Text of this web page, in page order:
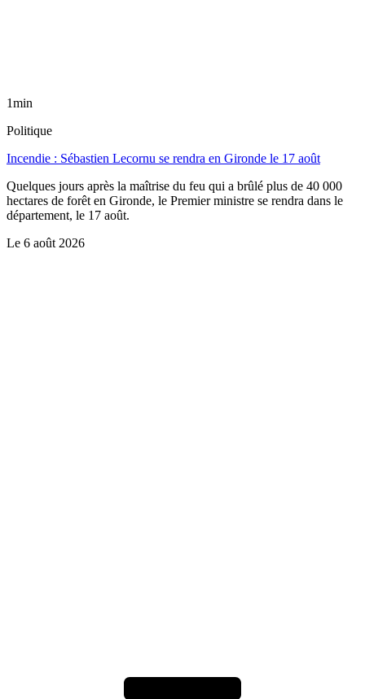
1min
Politique
Incendie : Sébastien Lecornu se rendra en Gironde le 17 août
Quelques jours après la maîtrise du feu qui a brûlé plus de 40 000
hectares de forêt en Gironde, le Premier ministre se rendra dans le
département, le 17 août.
Le 6 août 2026